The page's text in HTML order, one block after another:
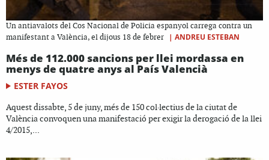
Un antiavalots del Cos Nacional de Policia espanyol carrega contra un
manifestant a València, el dijous 18 de febrer
| ANDREU ESTEBAN
Més de 112.000 sancions per llei mordassa en
menys de quatre anys al País Valencià
ESTER FAYOS
Aquest dissabte, 5 de juny, més de 150 col·lectius de la ciutat de
València convoquen una manifestació per exigir la derogació de la llei
4/2015,...